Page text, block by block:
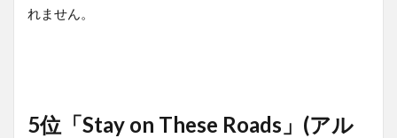
れません。
5位「Stay on These Roads」(アル